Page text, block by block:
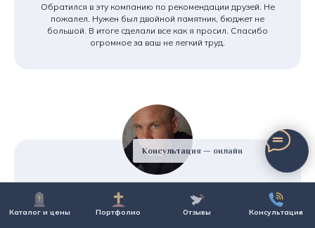
Каталог и цены Портфолио Отзывы Консультация
Консультация — онлайн
Обратился в эту компанию по рекомендации друзей. Не
пожалел. Нужен был двойной памятник, бюджет не
большой. В итоге сделали все как я просил. Спасибо
огромное за ваш не легкий труд.
★★★★★ Алексей, Жодино
07.12.2024, Изготовление эксклюзивного
комбинированного памятника